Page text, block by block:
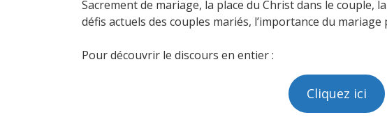
Sacrement de mariage, la place du Christ dans le couple,
défis actuels des couples mariés, l’importance du
Pour découvrir le discours en entier :
Cliquez ici